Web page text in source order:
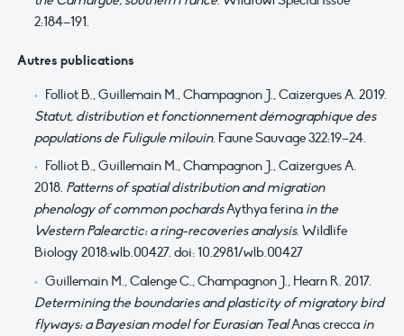
2:184–191.
Autres publications
Folliot B., Guillemain M., Champagnon J., Caizergues A. 2019.
Statut, distribution et fonctionnement démographique des
populations de Fuligule milouin. Faune Sauvage 322:19–24.
Folliot B., Guillemain M., Champagnon J., Caizergues A.
2018. Patterns of spatial distribution and migration
phenology of common pochardsAythya ferina in the
Western Palearctic: a ring-recoveries analysis. Wildlife
Biology 2018:wlb.00427. doi: 10.2981/wlb.00427
Guillemain M., Calenge C., Champagnon J., Hearn R. 2017.
Determining the boundaries and plasticity of migratory bird
flyways: a Bayesian model for Eurasian TealAnas crecca in